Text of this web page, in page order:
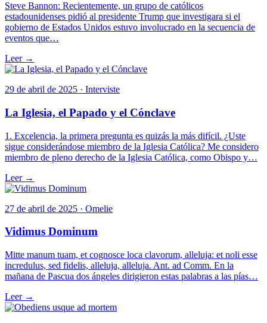
Steve Bannon: Recientemente, un grupo de católicos
estadounidenses pidió al presidente Trump que investigara si el
gobierno de Estados Unidos estuvo involucrado en la secuencia de
eventos que…
Leer →
29 de abril de 2025 · Interviste
La Iglesia, el Papado y el Cónclave
1. Excelencia, la primera pregunta es quizás la más difícil. ¿Uste
sigue considerándose miembro de la Iglesia Católica? Me considero
miembro de pleno derecho de la Iglesia Católica, como Obispo y…
Leer →
27 de abril de 2025 · Omelie
Vidimus Dominum
Mitte manum tuam, et cognosce loca clavorum, alleluja: et noli esse
incredulus, sed fidelis, alleluja, alleluja. Ant. ad Comm. En la
mañana de Pascua dos ángeles dirigieron estas palabras a las pías…
Leer →